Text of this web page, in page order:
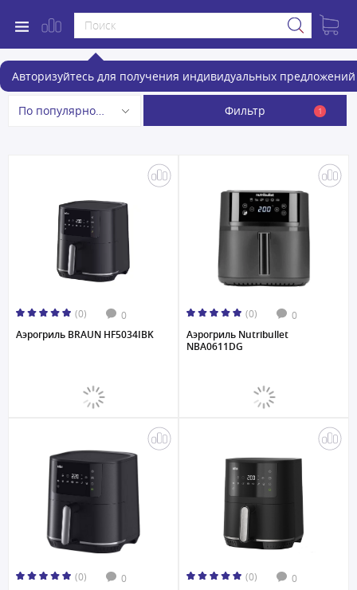
Авторизуйтесь для получения индивидуальных предложений
Аэрогрили
По популярности Фильтр 1
(0) 0
Аэрогриль BRAUN HF5034IBK
(0) 0
Аэрогриль Nutribullet
NBA0611DG
(0) 0 (0) 0